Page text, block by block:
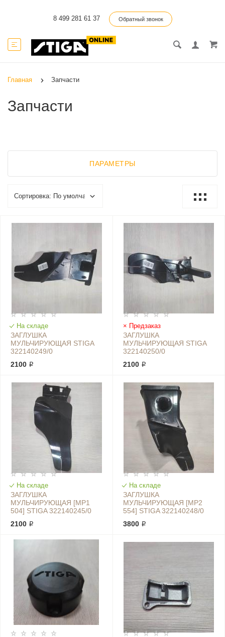
8 499 281 61 37 Обратный звонок
Главная Запчасти
Запчасти
ПАРАМЕТРЫ
На складе
ЗАГЛУШКА
МУЛЬЧИРУЮЩАЯ STIGA
322140249/0
2100 ₽
Предзаказ
ЗАГЛУШКА
МУЛЬЧИРУЮЩАЯ STIGA
322140250/0
2100 ₽
На складе
ЗАГЛУШКА
МУЛЬЧИРУЮЩАЯ [MP1
504] STIGA 322140245/0
2100 ₽
На складе
ЗАГЛУШКА
МУЛЬЧИРУЮЩАЯ [MP2
554] STIGA 322140248/0
3800 ₽